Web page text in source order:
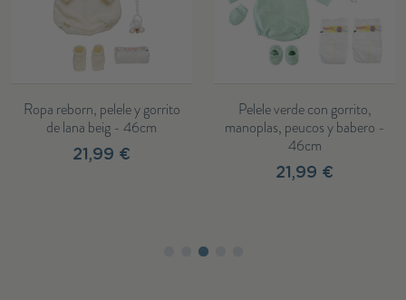
Ropa reborn, pelele y gorrito
de lana beig - 46cm
21,99 €
Pelele verde con gorrito,
manoplas, peucos y babero -
46cm
21,99 €